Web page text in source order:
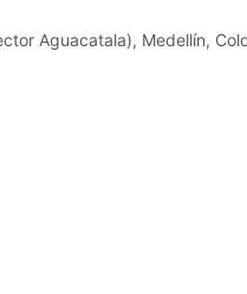
Aguacatala), Medellín,